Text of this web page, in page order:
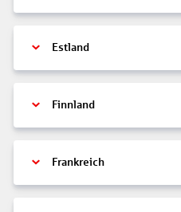
Estland
Finnland
Frankreich